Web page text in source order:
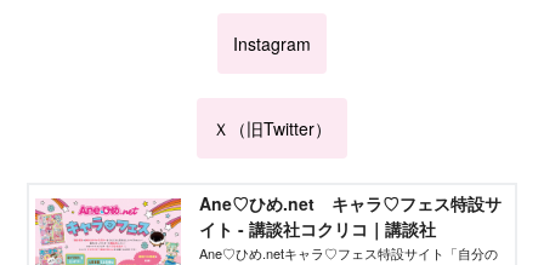
Instagram
Ｘ（旧Twitter）
Ane♡ひめ.net キャラ♡フェス特設サ
イト - 講談社コクリコ｜講談社
Ane♡ひめ.netキャラ♡フェス特設サイト「自分の